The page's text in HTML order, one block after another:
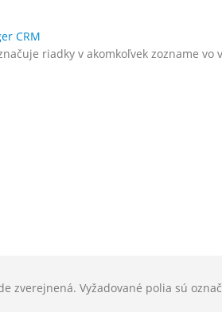
CRM
riadky v akomkoľvek zozname
zverejnená. Vyžadované polia sú